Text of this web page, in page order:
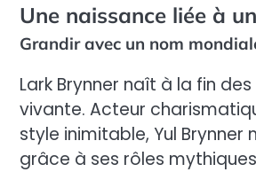
Une naissance liée à
Grandir avec un nom
Lark Brynner naît à la fin
vivante. Acteur
style inimitable, Yul
grâce à ses rôles